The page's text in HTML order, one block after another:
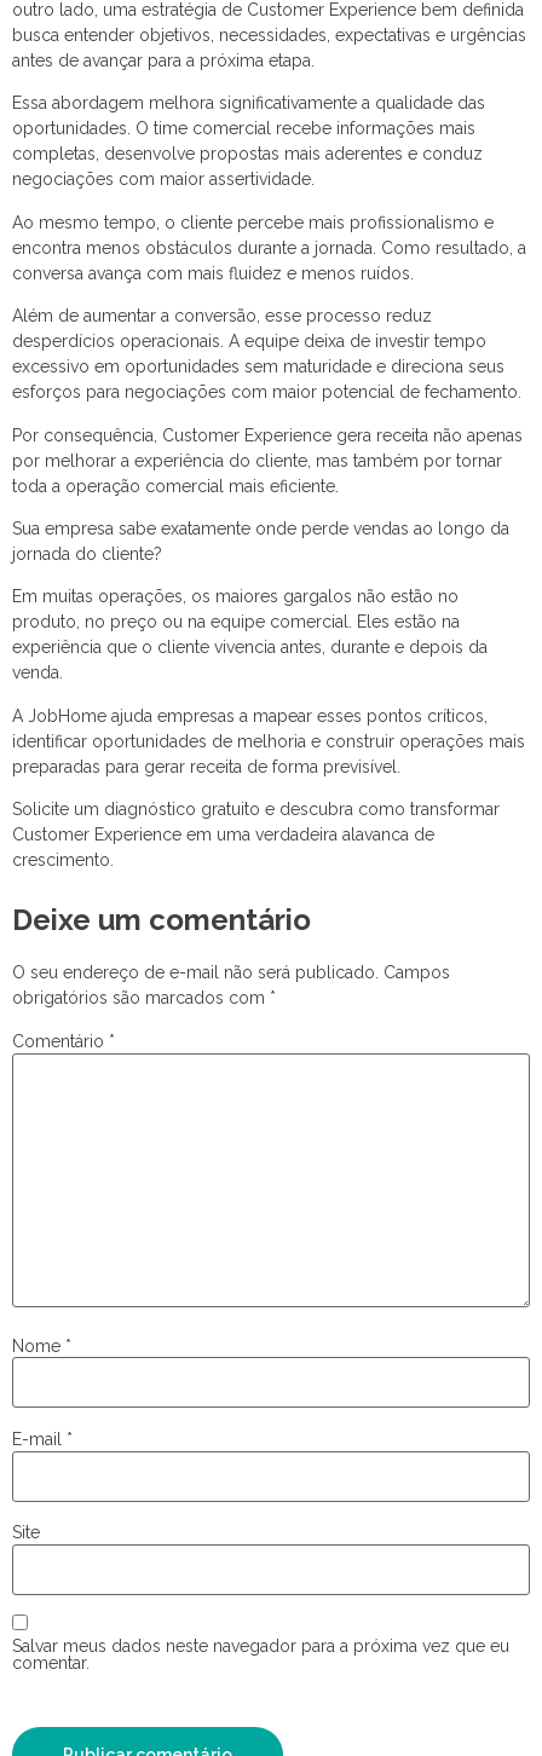
outro lado, uma estratégia de Customer Experience bem definida
busca entender objetivos, necessidades, expectativas e urgências
antes de avançar para a próxima etapa.
Essa abordagem melhora significativamente a qualidade das
oportunidades. O time comercial recebe informações mais
completas, desenvolve propostas mais aderentes e conduz
negociações com maior assertividade.
Ao mesmo tempo, o cliente percebe mais profissionalismo e
encontra menos obstáculos durante a jornada. Como resultado, a
conversa avança com mais fluidez e menos ruídos.
Além de aumentar a conversão, esse processo reduz
desperdícios operacionais. A equipe deixa de investir tempo
excessivo em oportunidades sem maturidade e direciona seus
esforços para negociações com maior potencial de fechamento.
Por consequência, Customer Experience gera receita não apenas
por melhorar a experiência do cliente, mas também por tornar
toda a operação comercial mais eficiente.
Sua empresa sabe exatamente onde perde vendas ao longo da
jornada do cliente?
Em muitas operações, os maiores gargalos não estão no
produto, no preço ou na equipe comercial. Eles estão na
experiência que o cliente vivencia antes, durante e depois da
venda.
A JobHome ajuda empresas a mapear esses pontos críticos,
identificar oportunidades de melhoria e construir operações mais
preparadas para gerar receita de forma previsível.
Solicite um diagnóstico gratuito e descubra como transformar
Customer Experience em uma verdadeira alavanca de
crescimento.
Deixe um comentário
O seu endereço de e-mail não será publicado. Campos
obrigatórios são marcados com *
Comentário *
Nome *
E-mail *
Site
Salvar meus dados neste navegador para a próxima vez que eu
comentar.